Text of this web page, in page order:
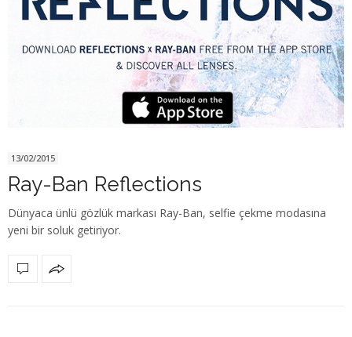
13/02/2015
Ray-Ban Reflections
Dünyaca ünlü gözlük markası Ray-Ban, selfie çekme modasına
yeni bir soluk getiriyor.